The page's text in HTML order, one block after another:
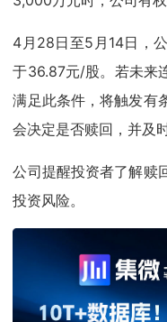
4月28日至5月14日，
于36.87元/股。若未来
满足此条件，将触发有
会决定是否赎回，并及
公司提醒投资者了解赎
投资风险。